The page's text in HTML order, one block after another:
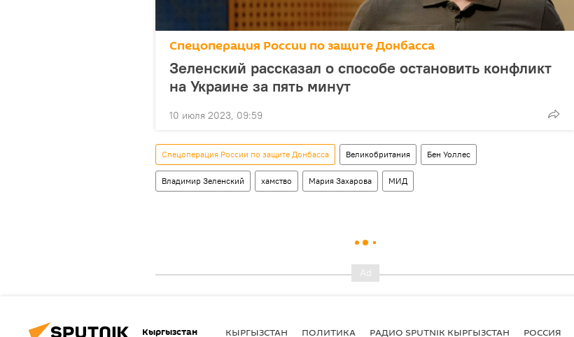
Спецоперация России по защите Донбасса
Зеленский рассказал о способе остановить конфликт
на Украине за пять минут
10 июля 2023, 09:59
Спецоперация России по защите Донбасса Великобритания Бен Уоллес
Владимир Зеленский хамство Мария Захарова МИД
Кыргызстан КЫРГЫЗСТАН ПОЛИТИКА РАДИО SPUTNIK КЫРГЫЗСТАН РОССИЯ